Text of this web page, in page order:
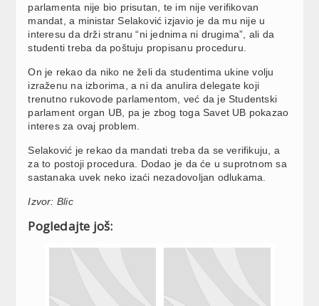
parlamenta nije bio prisutan, te im nije verifikovan
mandat, a ministar Selaković izjavio je da mu nije u
interesu da drži stranu “ni jednima ni drugima”, ali da
studenti treba da poštuju propisanu proceduru.
On je rekao da niko ne želi da studentima ukine volju
izraženu na izborima, a ni da anulira delegate koji
trenutno rukovode parlamentom, već da je Studentski
parlament organ UB, pa je zbog toga Savet UB pokazao
interes za ovaj problem.
Selaković je rekao da mandati treba da se verifikuju, a
za to postoji procedura. Dodao je da će u suprotnom sa
sastanaka uvek neko izaći nezadovoljan odlukama.
Izvor: Blic
Pogledajte još: